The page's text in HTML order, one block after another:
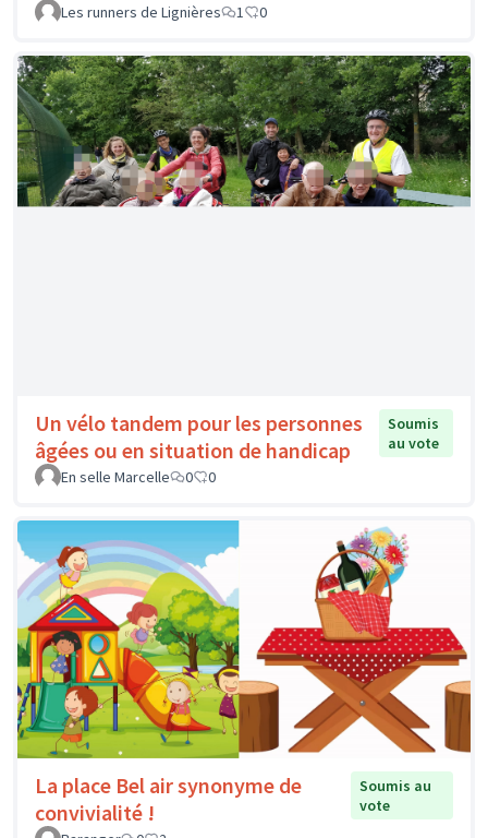
Les runners de Lignières
1 0
Un vélo tandem pour les personnes
âgées ou en situation de handicap
Soumis
au vote
En selle Marcelle
0 0
La place Bel air synonyme de
convivialité !
Soumis au
vote